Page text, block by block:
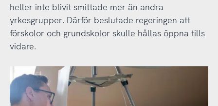
heller inte blivit smittade mer än andra
yrkesgrupper. Därför beslutade regeringen att
förskolor och grundskolor skulle hållas öppna tills
vidare.